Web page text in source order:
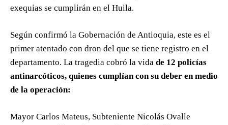
exequias se cumplirán en el Huila.
Según confirmó la Gobernación de Antioquia, este es el
primer atentado con dron del que se tiene registro en el
departamento. La tragedia cobró la vida de 12 policías
antinarcóticos, quienes cumplían con su deber en medio
de la operación:
Mayor Carlos Mateus, Subteniente Nicolás Ovalle